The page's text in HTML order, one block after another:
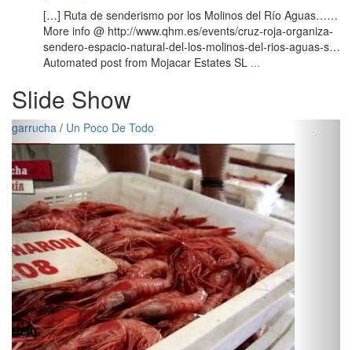
[…] Ruta de senderismo por los Molinos del Río Aguas……
More info @ http://www.qhm.es/events/cruz-roja-organiza-
sendero-espacio-natural-del-los-molinos-del-rios-aguas-s…
Automated post from Mojacar Estates SL ...
Slide Show
garrucha / Un Poco De Todo
‹ ›